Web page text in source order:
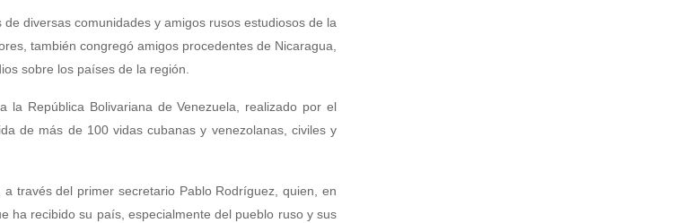
diversas comunidades y amigos rusos estudiosos de la
también congregó amigos procedentes de Nicaragua,
sobre los países de la región.
República Bolivariana de Venezuela, realizado por el
de más de 100 vidas cubanas y venezolanas, civiles y
través del primer secretario Pablo Rodríguez, quien, en
ha recibido su país, especialmente del pueblo ruso y sus